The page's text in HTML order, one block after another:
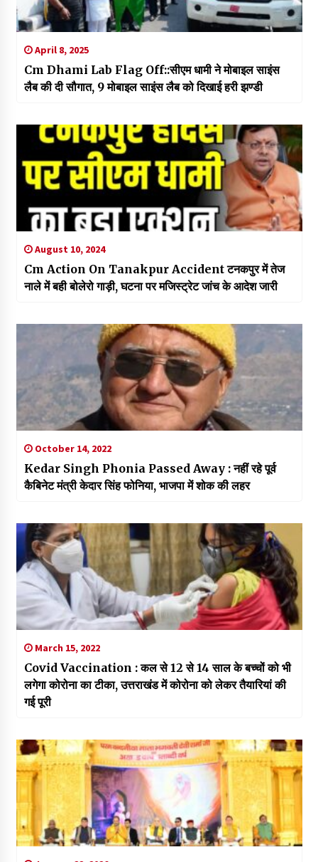
April 8, 2025
Cm Dhami Lab Flag Off::सीएम धामी ने मोबाइल साइंस
लैब की दी सौगात, 9 मोबाइल साइंस लैब को दिखाई हरी झण्डी
August 10, 2024
Cm Action On Tanakpur Accident टनकपुर में तेज
नाले में बही बोलेरो गाड़ी, घटना पर मजिस्ट्रेट जांच के आदेश जारी
October 14, 2022
Kedar Singh Phonia Passed Away : नहीं रहे पूर्व
कैबिनेट मंत्री केदार सिंह फोनिया, भाजपा में शोक की लहर
March 15, 2022
Covid Vaccination : कल से 12 से 14 साल के बच्चों को भी
लगेगा कोरोना का टीका, उत्तराखंड में कोरोना को लेकर तैयारियां की
गई पूरी